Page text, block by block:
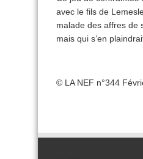
avec le fils de
malade des affres de
mais qui s’en
© LA NEF n°344